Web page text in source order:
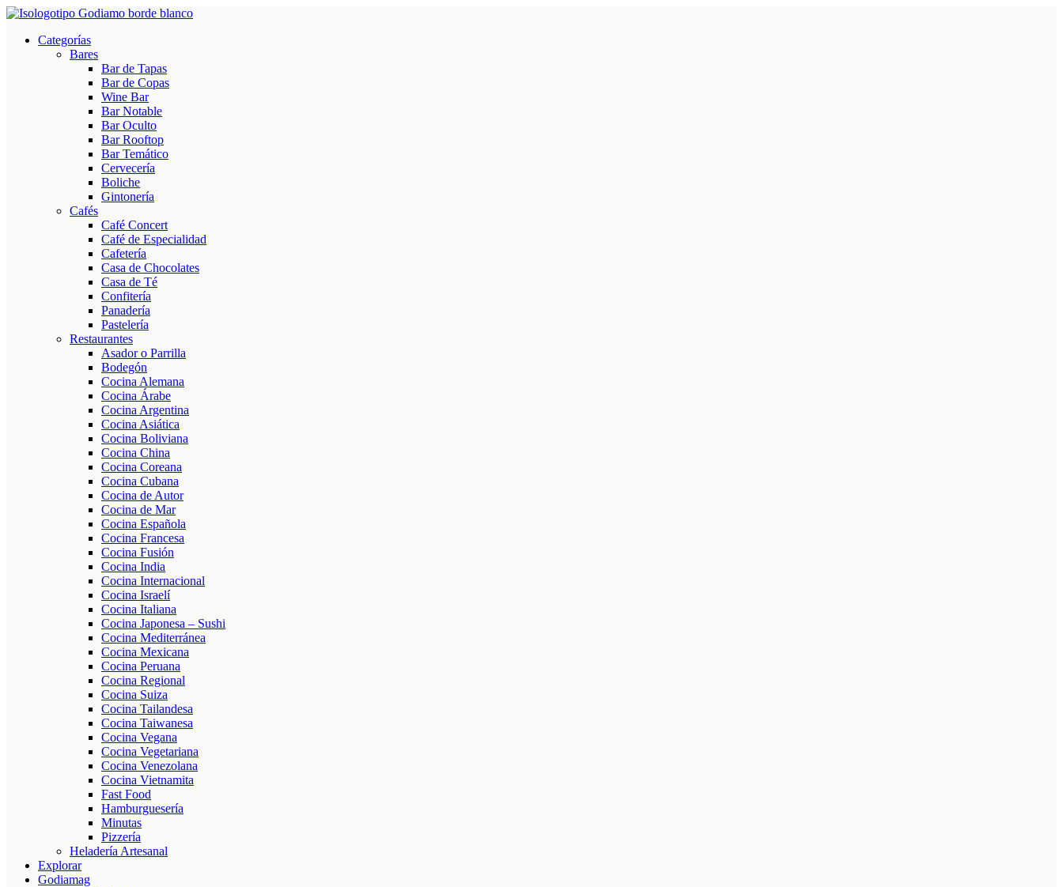
Categorías
Bares
Bar de Tapas
Bar de Copas
Wine Bar
Bar Notable
Bar Oculto
Bar Rooftop
Bar Temático
Cervecería
Boliche
Gintonería
Cafés
Café Concert
Café de Especialidad
Cafetería
Casa de Chocolates
Casa de Té
Confitería
Panadería
Pastelería
Restaurantes
Asador o Parrilla
Bodegón
Cocina Alemana
Cocina Árabe
Cocina Argentina
Cocina Asiática
Cocina Boliviana
Cocina China
Cocina Coreana
Cocina Cubana
Cocina de Autor
Cocina de Mar
Cocina Española
Cocina Francesa
Cocina Fusión
Cocina India
Cocina Internacional
Cocina Israelí
Cocina Italiana
Cocina Japonesa – Sushi
Cocina Mediterránea
Cocina Mexicana
Cocina Peruana
Cocina Regional
Cocina Suiza
Cocina Tailandesa
Cocina Taiwanesa
Cocina Vegana
Cocina Vegetariana
Cocina Venezolana
Cocina Vietnamita
Fast Food
Hamburguesería
Minutas
Pizzería
Heladería Artesanal
Explorar
Godiamag